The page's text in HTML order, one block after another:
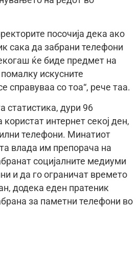
посочија дека ако
сака да забрани телефони
ќе биде предмет на
искусните
справуваа со тоа“, рече таа.
статистика, дури 96
интернет секој ден,
телефони. Минатиот
влада им препорача на
социјалните медиуми
и да го ограничат времето
додека еден пратеник
за паметни телефони во